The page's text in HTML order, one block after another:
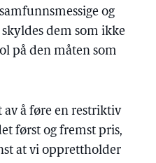
og
dem som ikke
på den måten som
å føre en restriktiv
først og fremst pris,
at vi opprettholder